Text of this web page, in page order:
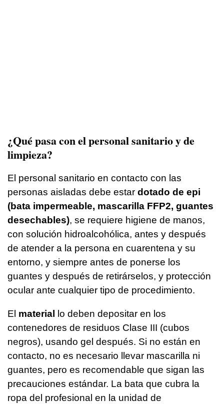
¿Qué pasa con el personal sanitario y de
limpieza?
El personal sanitario en contacto con las
personas aisladas debe estar dotado de epi
(bata impermeable, mascarilla FFP2, guantes
desechables), se requiere higiene de manos,
con solución hidroalcohólica, antes y después
de atender a la persona en cuarentena y su
entorno, y siempre antes de ponerse los
guantes y después de retirárselos, y protección
ocular ante cualquier tipo de procedimiento.
El material
lo deben depositar en los
contenedores de residuos Clase III (cubos
negros), usando gel después. Si no están en
contacto, no es necesario llevar mascarilla ni
guantes, pero es recomendable que sigan las
precauciones estándar. La bata que cubra la
ropa del profesional en la unidad de